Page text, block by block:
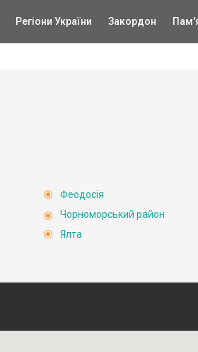
Регіони України Закордон
Феодосія
Чорноморський район
Ялта